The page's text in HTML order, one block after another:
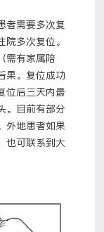
者需要多次复
多次复位。
需有家属陪
果。复位成功
位后三天内最
。目前有部分
外地患者如果
也可联系到大